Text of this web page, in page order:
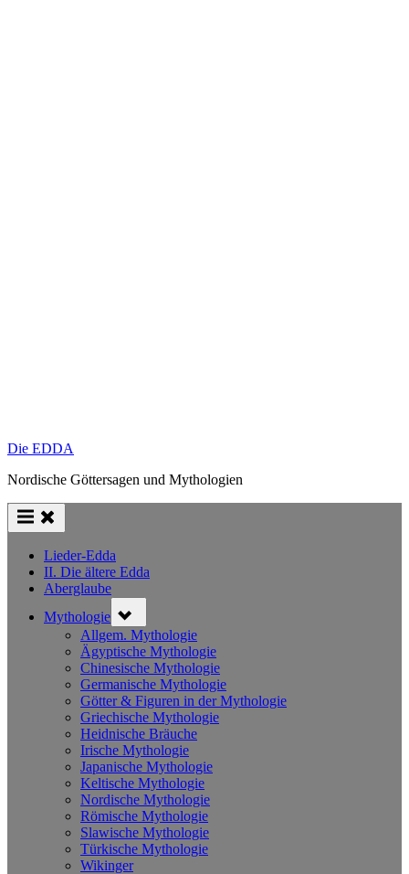
Die EDDA
Nordische Göttersagen und Mythologien
Lieder-Edda
II. Die ältere Edda
Aberglaube
Mythologie sub-
menu
Allgem. Mythologie
Ägyptische Mythologie
Chinesische Mythologie
Germanische Mythologie
Götter & Figuren in der Mythologie
Griechische Mythologie
Heidnische Bräuche
Irische Mythologie
Japanische Mythologie
Keltische Mythologie
Nordische Mythologie
Römische Mythologie
Slawische Mythologie
Türkische Mythologie
Wikinger